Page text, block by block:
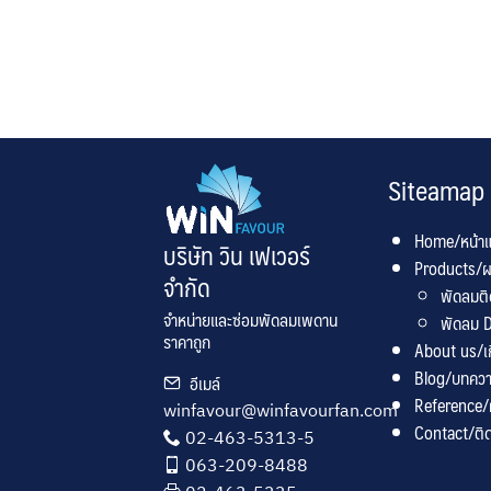
บริษัท วิน เฟเวอร์
จำกัด
จำหน่ายและซ่อมพัดลมเพดาน
ราคาถูก
อีเมล์
winfavour@winfavourfan.com
02-463-5313-5
063-209-8488
Siteamap
Home/หน้า
พัดลมติ
พัดลม
About us/เ
Blog/บทคว
Contact/ติ